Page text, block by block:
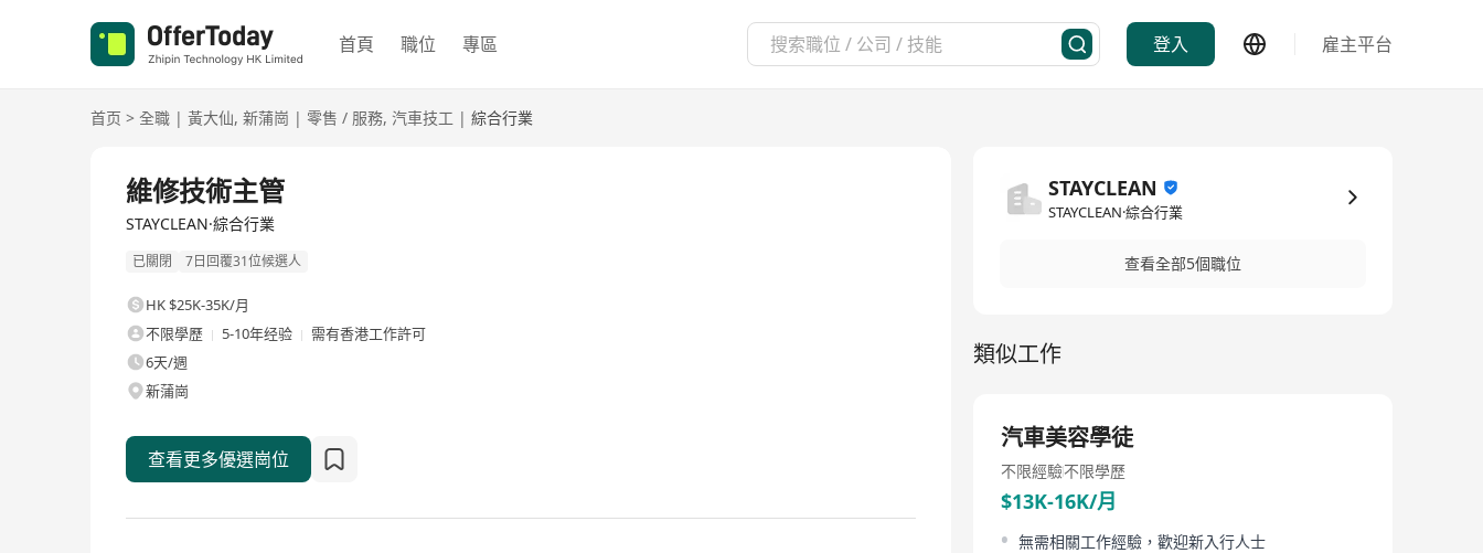
首頁 職位 專區 登入 雇主平台
首页 > 全職 | 黃大仙, 新蒲崗 | 零售 / 服務, 汽車技工 | 綜合行業
維修技術主管
STAYCLEAN·綜合行業
已關閉 7日回覆31位候選人
HK $25K-35K/月
不限學歷
5-10年经验
需有香港工作許可
6天/週
新蒲崗
查看更多優選崗位
STAYCLEAN
STAYCLEAN·綜合行業
查看全部5個職位
類似工作
汽車美容學徒
不限經驗不限學歷
$13K-16K/月
無需相關工作經驗，歡迎新入行人士